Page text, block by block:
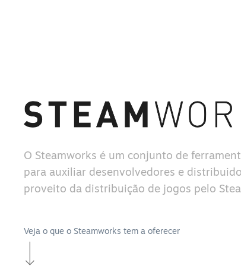
O Steamworks é um conjunto de
para auxiliar desenvolvedores e
proveito da distribuição de jogos pelo
Veja o que o Steamworks tem a oferecer